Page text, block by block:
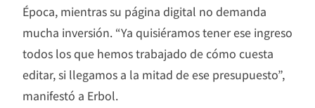
Época, mientras su página digital no demanda
mucha inversión. “Ya quisiéramos tener ese ingreso
todos los que hemos trabajado de cómo cuesta
editar, si llegamos a la mitad de ese presupuesto”,
manifestó a Erbol.